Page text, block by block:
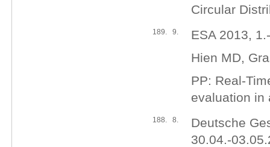
Circular
189. 9.
ESA 2013,
Hien MD,
PP: Real-
evaluation in
188. 8.
Deutsche
30.04.-